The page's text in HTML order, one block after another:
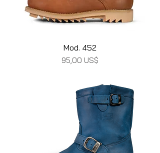
Mod. 452
Precio
95,00 US$